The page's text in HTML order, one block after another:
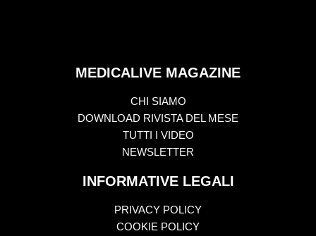
MEDICALIVE MAGAZINE
CHI SIAMO
DOWNLOAD RIVISTA DEL MESE
TUTTI I VIDEO
NEWSLETTER
INFORMATIVE LEGALI
PRIVACY POLICY
COOKIE POLICY